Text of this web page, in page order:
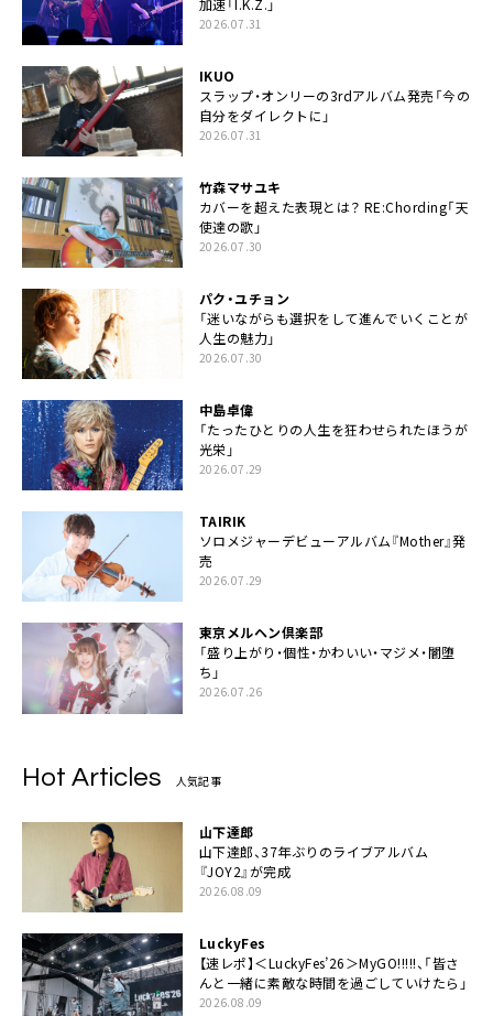
2026.07.31
IKUO
スラップ・オンリーの3rdアルバム発売「今の
自分をダイレクトに」
2026.07.31
竹森マサユキ
カバーを超えた表現とは？ RE:Chording「天
使達の歌」
2026.07.30
パク・ユチョン
「迷いながらも選択をして進んでいくことが
人生の魅力」
2026.07.30
中島卓偉
「たったひとりの人生を狂わせられたほうが
光栄」
2026.07.29
TAIRIK
ソロメジャーデビューアルバム『Mother』発
売
2026.07.29
東京メルヘン倶楽部
「盛り上がり・個性・かわいい・マジメ・闇堕
ち」
2026.07.26
Hot Articles 人気記事
山下達郎
山下達郎、37年ぶりのライブアルバム
『JOY2』が完成
2026.08.09
LuckyFes
【速レポ】＜LuckyFes’26＞MyGO!!!!!、「皆さ
んと一緒に素敵な時間を過ごしていけたら」
2026.08.09